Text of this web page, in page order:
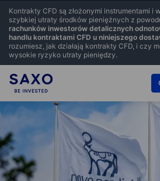
Kontrakty CFD są złożonymi instrumentami i
szybkiej utraty środków pieniężnych z
rachunków inwestorów detalicznych
handlu kontraktami CFD u niniejszego
rozumiesz, jak działają kontrakty CFD, i czy
wysokie ryzyko utraty pieniędzy.